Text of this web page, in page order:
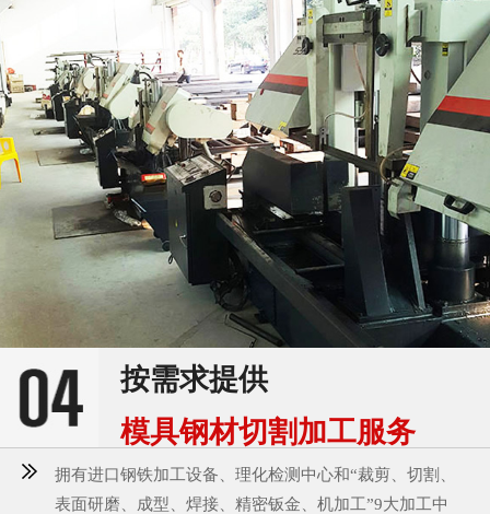
按需求提供
模具钢材切割加工服务
拥有进口钢铁加工设备、理化检测中心和“裁剪、切割、
表面研磨、成型、焊接、精密钣金、机加工”9大加工中